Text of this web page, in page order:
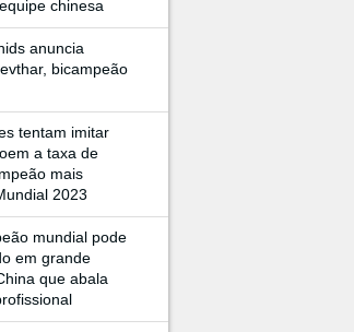
chinesa
anuncia
bicampeão
tentam imitar
a taxa de
mais
2023
mundial pode
em grande
que abala